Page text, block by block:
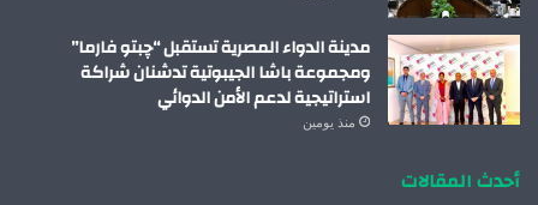
مدينة الدواء المصرية تستقبل “چبتو فارما”
ومجموعة باشا الجيبوتية تدشنان شراكة
استراتيجية لدعم الأمن الدوائي
منذ يومين
أحدث المقالات